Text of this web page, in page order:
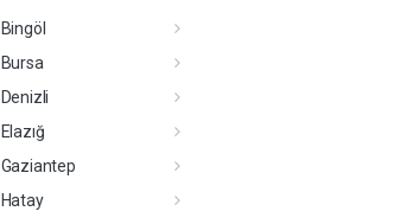
Bingöl
Bursa
Denizli
Elazığ
Gaziantep
Hatay